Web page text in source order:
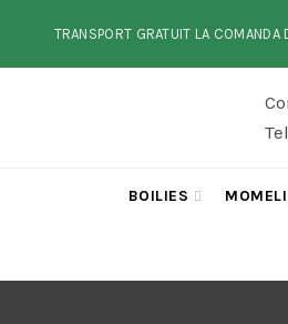
TRANSPORT GRATUIT LA
BOILIES